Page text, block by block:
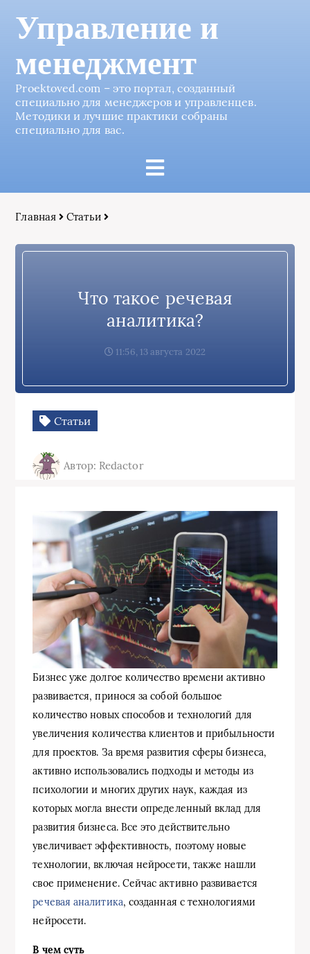
Управление и
менеджмент
Proektoved.com – это портал, созданный
специально для менеджеров и управленцев.
Методики и лучшие практики собраны
специально для вас.
Главная Статьи
Что такое речевая
аналитика?
11:56, 13 августа 2022
Статьи
Автор: Redactor
Бизнес уже долгое количество времени активно
развивается, принося за собой большое
количество новых способов и технологий для
увеличения количества клиентов и прибыльности
для проектов. За время развития сферы бизнеса,
активно использовались подходы и методы из
психологии и многих других наук, каждая из
которых могла внести определенный вклад для
развития бизнеса. Все это действительно
увеличивает эффективность, поэтому новые
технологии, включая нейросети, также нашли
свое применение. Сейчас активно развивается
речевая аналитика, созданная с технологиями
нейросети.
В чем суть